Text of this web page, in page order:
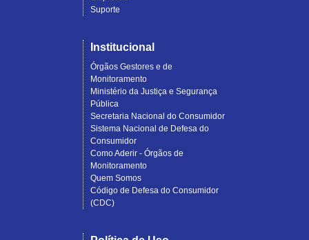
Suporte
Institucional
Órgãos Gestores e de
Monitoramento
Ministério da Justiça e Segurança
Pública
Secretaria Nacional do Consumidor
Sistema Nacional de Defesa do
Consumidor
Como Aderir - Órgãos de
Monitoramento
Quem Somos
Código de Defesa do Consumidor
(CDC)